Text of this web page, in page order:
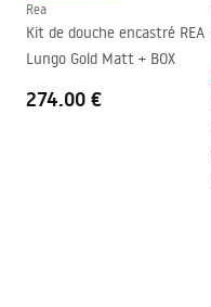
Couche Easy Clean
Rea
Kit de douche encastré REA
Lungo Gold Matt + BOX
274.00 €